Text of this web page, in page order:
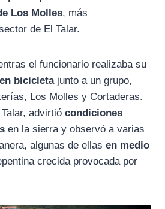
Los Molles, más
de El Talar.
el funcionario realizaba su
bicicletajunto a un grupo,
Los Molles y Cortaderas.
advirtió condiciones
en la sierra y observó a varias
algunas de ellas en medio
crecida provocada por